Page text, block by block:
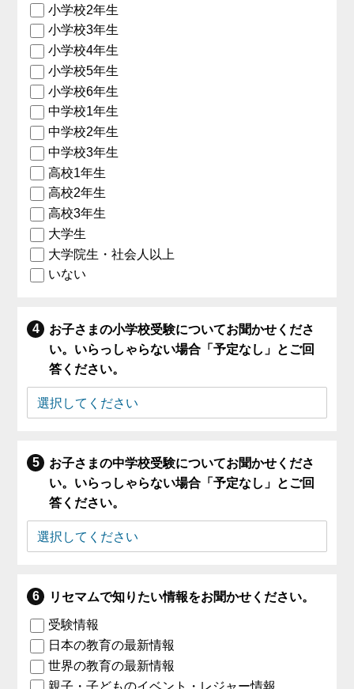
小学校2年生
小学校3年生
小学校4年生
小学校5年生
小学校6年生
中学校1年生
中学校2年生
中学校3年生
高校1年生
高校2年生
高校3年生
大学生
大学院生・社会人以上
いない
お子さまの小学校受験についてお聞かせくださ
い。いらっしゃらない場合「予定なし」とご回
答ください。
お子さまの中学校受験についてお聞かせくださ
い。いらっしゃらない場合「予定なし」とご回
答ください。
リセマムで知りたい情報をお聞かせください。
受験情報
日本の教育の最新情報
世界の教育の最新情報
親子・子どものイベント・レジャー情報